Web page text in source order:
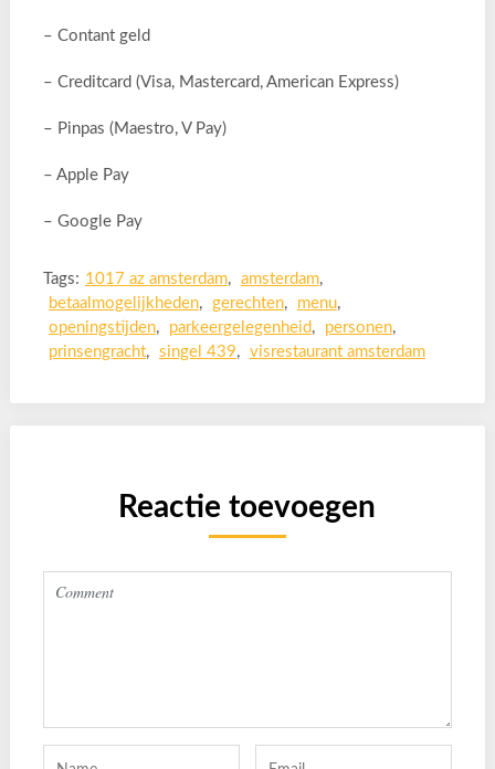
– Contant geld
– Creditcard (Visa, Mastercard, American Express)
– Pinpas (Maestro, V Pay)
– Apple Pay
– Google Pay
Tags: 1017 az amsterdam, amsterdam,
betaalmogelijkheden, gerechten, menu,
openingstijden, parkeergelegenheid, personen,
prinsengracht, singel 439, visrestaurant amsterdam
Reactie toevoegen